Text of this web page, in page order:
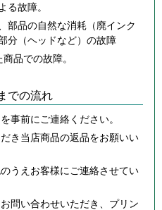
る故障。
部品の自然な消耗（廃インク
分（ヘッドなど）の故障
品での故障。
での流れ
事前にご連絡ください。
き当店商品の返品をお願いい
うえお客様にご連絡させてい
問い合わせいただき、プリン